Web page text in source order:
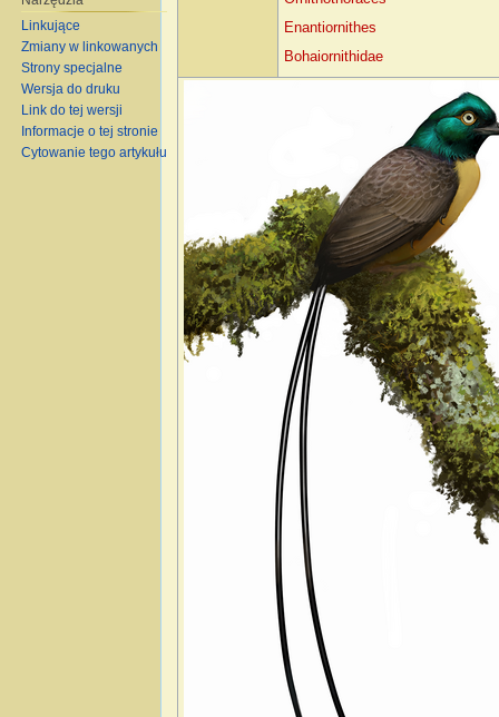
Enantiornithes
Bohaiornithidae
Linkujące
Zmiany w linkowanych
Strony specjalne
Wersja do druku
Link do tej wersji
Informacje o tej stronie
Cytowanie tego artykułu